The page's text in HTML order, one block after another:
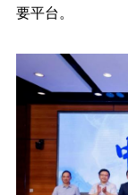
要平台。